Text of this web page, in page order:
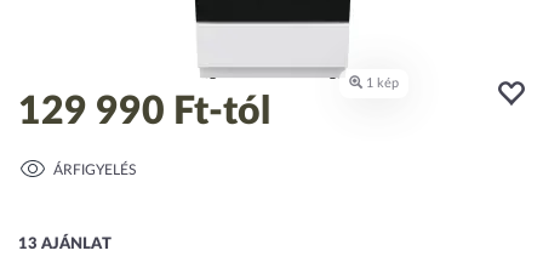
129 990 Ft-tól
ÁRFIGYELÉS
13 AJÁNLAT